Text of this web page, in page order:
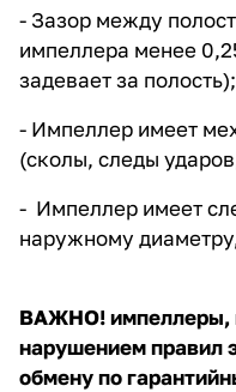
- Зазор между
импеллера менее
задевает за полость);
- Импеллер имеет
(сколы, следы
- Импеллер имеет
наружному
ВАЖНО! импеллеры,
нарушением правил
обмену по